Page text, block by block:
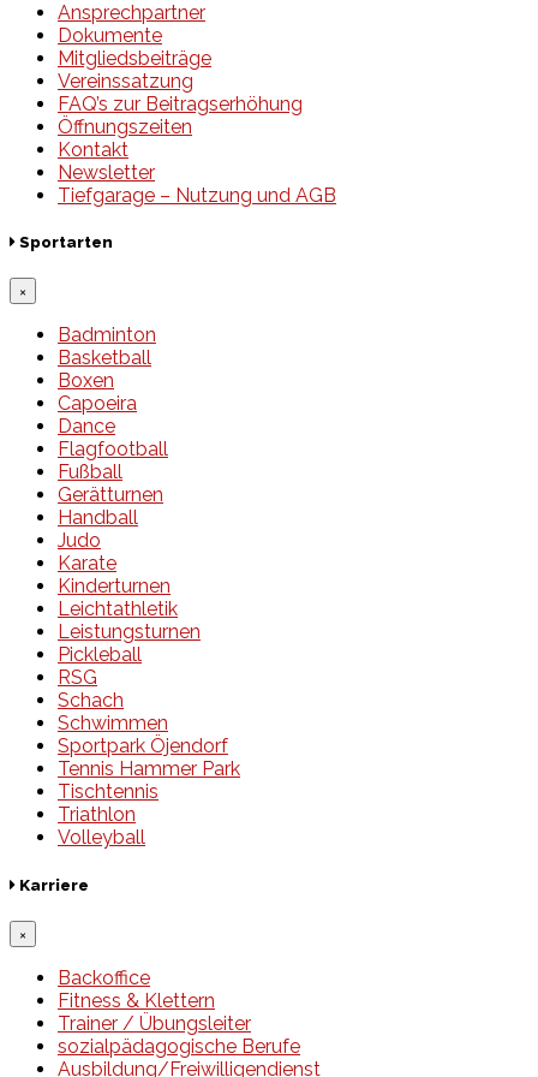
Ansprechpartner
Dokumente
Mitgliedsbeiträge
Vereinssatzung
FAQ’s zur Beitragserhöhung
Öffnungszeiten
Kontakt
Newsletter
Tiefgarage – Nutzung und AGB
Sportarten
×
Badminton
Basketball
Boxen
Capoeira
Dance
Flagfootball
Fußball
Gerätturnen
Handball
Judo
Karate
Kinderturnen
Leichtathletik
Leistungsturnen
Pickleball
RSG
Schach
Schwimmen
Sportpark Öjendorf
Tennis Hammer Park
Tischtennis
Triathlon
Volleyball
Karriere
×
Backoffice
Fitness & Klettern
Trainer / Übungsleiter
sozialpädagogische Berufe
Ausbildung/Freiwilligendienst